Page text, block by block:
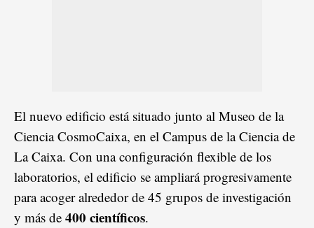
El nuevo edificio está situado junto al Museo de la
Ciencia CosmoCaixa, en el Campus de la Ciencia de
La Caixa. Con una configuración flexible de los
laboratorios, el edificio se ampliará progresivamente
para acoger alrededor de 45 grupos de investigación
y más de 400 científicos.